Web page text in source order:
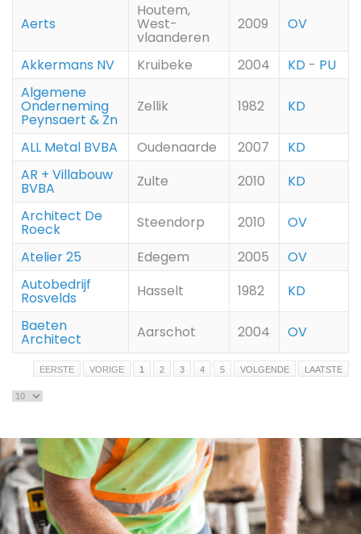
Aerts
Houtem,
West-
vlaanderen
2009 OV
Akkermans NV Kruibeke 2004 KD - PU
Algemene
Onderneming
Peynsaert & Zn
Zellik 1982 KD
ALL Metal BVBA Oudenaarde 2007
KD
AR + Villabouw
BVBA Zulte 2010
KD
Architect De
Roeck Steendorp 2010
OV
Atelier 25
Edegem 2005
OV
Autobedrijf
Rosvelds Hasselt 1982
KD
Baeten
Architect Aarschot 2004 OV
EERSTE VORIGE 1 2 3 4 5 VOLGENDE LAATSTE